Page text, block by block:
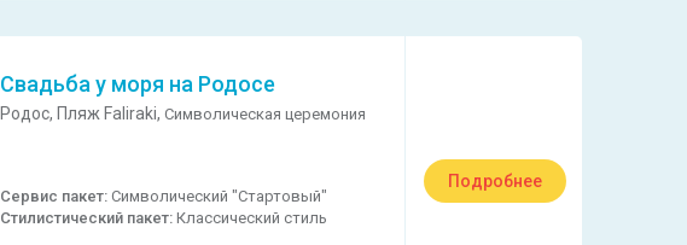
Свадьба у моря на Родосе
Родос, Пляж Faliraki,Символическая церемония
Сервис пакет:Символический "Стартовый"
Стилистический пакет:Классический стиль
Подробнее